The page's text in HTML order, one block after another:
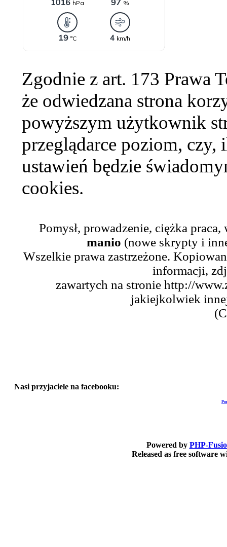
Zgodnie z art. 173 Prawa
że odwiedzana strona
powyższym użytkownik
przeglądarce poziom,
ustawień będzie
cookies.
Pomysł, prowadzenie, ciężka
manio (nowe skrypty i
Wszelkie prawa zastrzeżone.
informacji,
zawartych na stronie http://
jakiejkolwiek
Nasi przyjaciele na facebooku:
Powered by PHP-
Released as free software